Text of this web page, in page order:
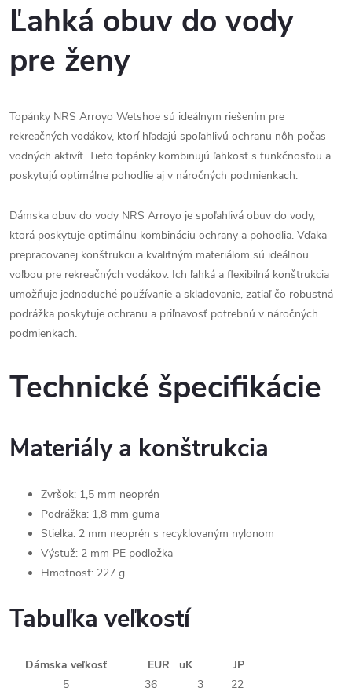
Ľahká obuv do vody
pre ženy
Topánky NRS Arroyo Wetshoe sú ideálnym riešením pre
rekreačných vodákov, ktorí hľadajú spoľahlivú ochranu nôh počas
vodných aktivít. Tieto topánky kombinujú ľahkosť s funkčnosťou a
poskytujú optimálne pohodlie aj v náročných podmienkach.
Dámska obuv do vody NRS Arroyo je spoľahlivá obuv do vody,
ktorá poskytuje optimálnu kombináciu ochrany a pohodlia. Vďaka
prepracovanej konštrukcii a kvalitným materiálom sú ideálnou
voľbou pre rekreačných vodákov. Ich ľahká a flexibilná konštrukcia
umožňuje jednoduché používanie a skladovanie, zatiaľ čo robustná
podrážka poskytuje ochranu a priľnavosť potrebnú v náročných
podmienkach.
Technické špecifikácie
Materiály a konštrukcia
Zvršok: 1,5 mm neoprén
Podrážka: 1,8 mm guma
Stielka: 2 mm neoprén s recyklovaným nylonom
Výstuž: 2 mm PE podložka
Hmotnosť: 227 g
Tabuľka veľkostí
Dámska veľkosť EUR uK
JP
5
36 3
22